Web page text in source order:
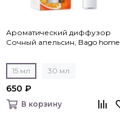
Ароматический диффузор
Сочный апельсин, Bago home
15 мл 30 мл
650 ₽
В корзину